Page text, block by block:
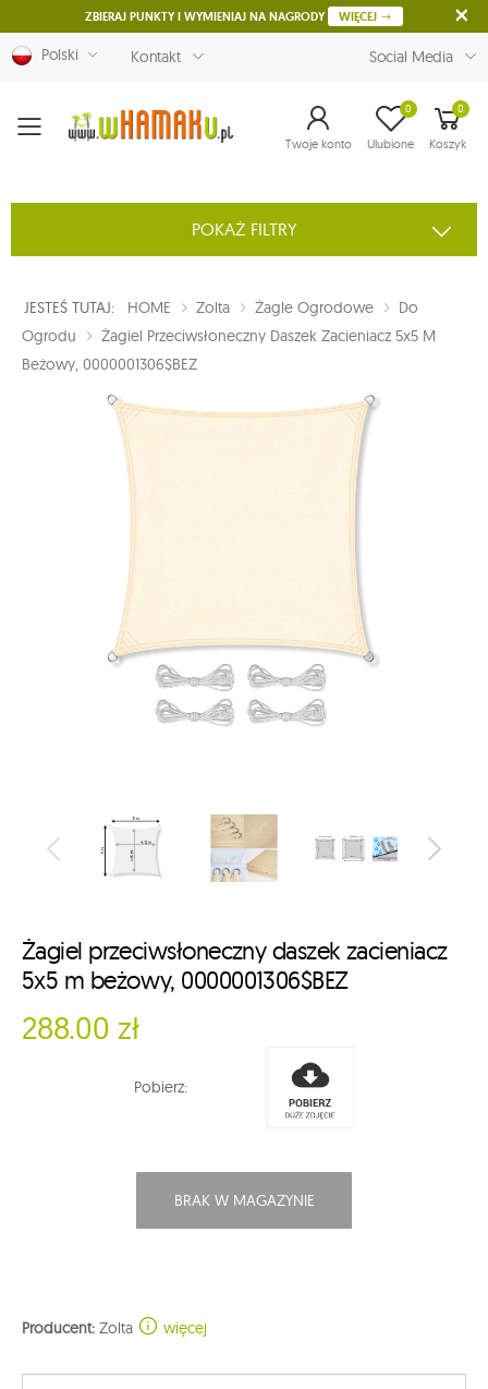
ZBIERAJ PUNKTY I WYMIENIAJ NA NAGRODY WIĘCEJ
Polski Kontakt Social Media
Menu Twoje konto Ulubione
0 0
Koszyk
POKAŻ FILTRY
JESTEŚ TUTAJ: HOME Zolta Żagle Ogrodowe
Do
Ogrodu
Żagiel Przeciwsłoneczny Daszek Zacieniacz 5x5 M
Beżowy, 0000001306$BEZ
Żagiel przeciwsłoneczny daszek zacieniacz
5x5 m beżowy, 0000001306$BEZ
288.00 zł
Pobierz:
BRAK W MAGAZYNIE
Producent: Zolta więcej